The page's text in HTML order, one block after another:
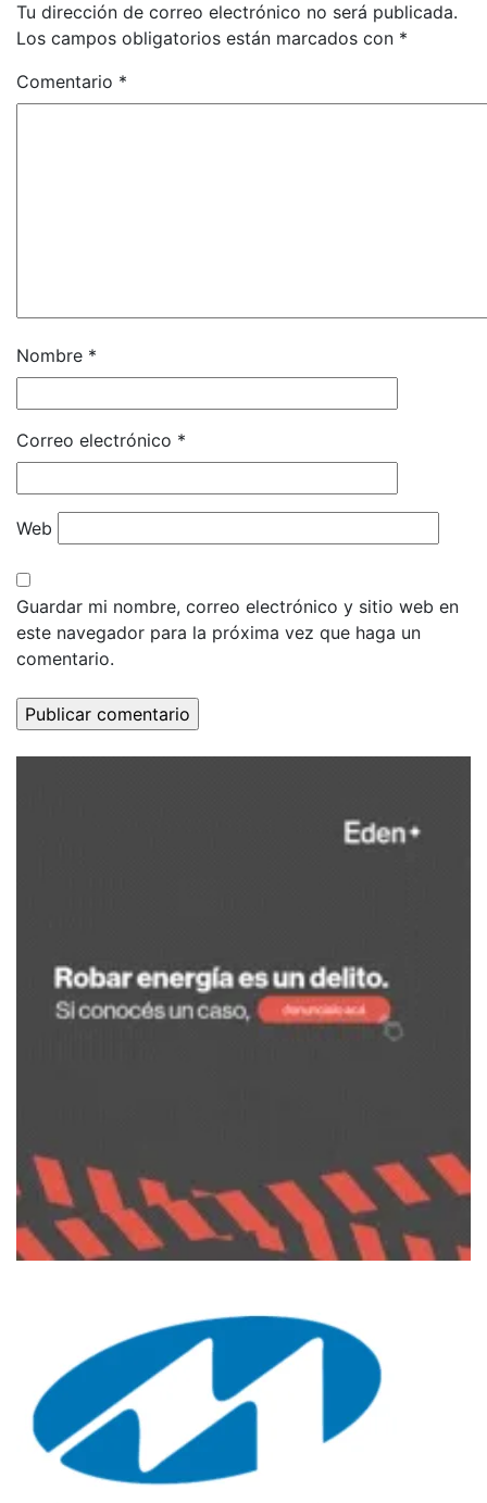
Tu dirección de correo electrónico no será publicada.
Los campos obligatorios están marcados con *
Comentario *
Nombre *
Correo electrónico *
Web
Guardar mi nombre, correo electrónico y sitio web en
este navegador para la próxima vez que haga un
comentario.